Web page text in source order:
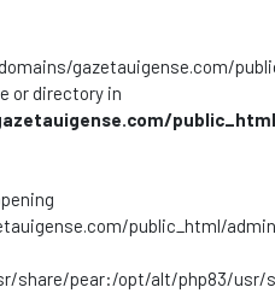
gazetauigense.com/
or directory in
public_html/
share/pear:/opt/alt/php83/